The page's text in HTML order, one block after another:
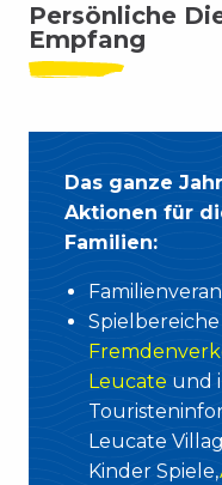
Persönliche
Empfang
Das ganze
Aktionen für
Familien:
Spielbereiche
Leucate und
Leucate
Kinder Spiele,